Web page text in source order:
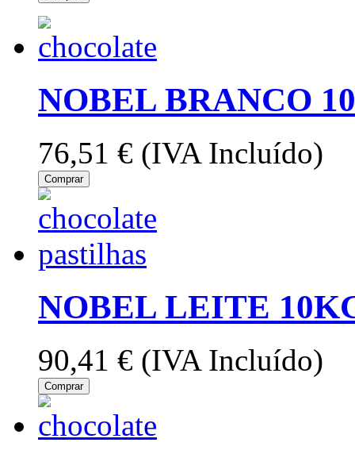
NOBEL BRANCO
76,51 € (IVA Incluído)
Comprar
NOBEL LEITE
90,41 € (IVA Incluído)
Comprar